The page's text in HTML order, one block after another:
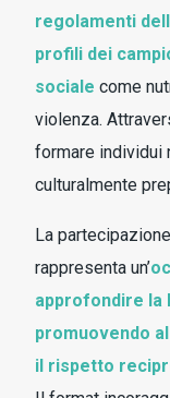
regolamenti
profili dei
sociale come
violenza.
formare individui
culturalmente
La
rappresenta un’
approfondire la
promuovendo
il rispetto